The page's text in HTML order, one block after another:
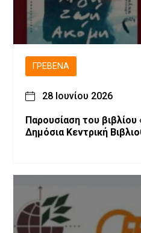
ΓΡΕΒΕΝΆ
28 Ιουνίου 2026
Παρουσίαση του
Δημόσια Κεντρική